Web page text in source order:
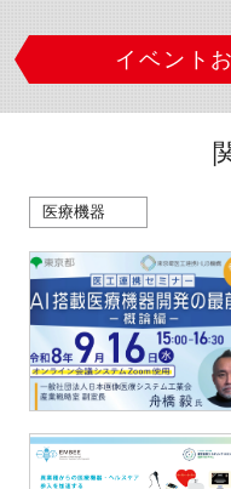
イベント
医療機器